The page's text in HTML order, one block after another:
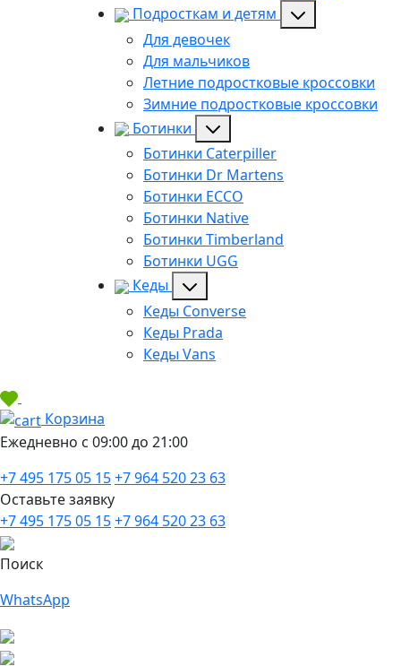
Подросткам и детям
Для девочек
Для мальчиков
Летние подростковые кроссовки
Зимние подростковые кроссовки
Ботинки
Ботинки Caterpiller
Ботинки Dr Martens
Ботинки ECCO
Ботинки Native
Ботинки Timberland
Ботинки UGG
Кеды
Кеды Converse
Кеды Prada
Кеды Vans
Корзина
Ежедневно с 09:00 до 21:00
+7 495 175 05 15+7 964 520 23 63
Оставьте заявку
+7 495 175 05 15+7 964 520 23 63
Поиск
WhatsApp